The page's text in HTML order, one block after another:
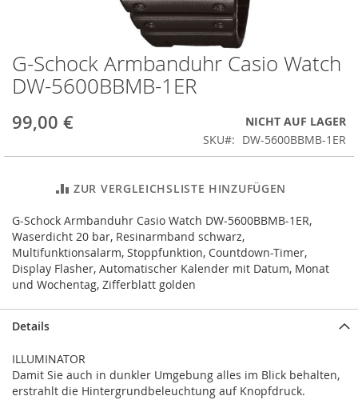
Zum
Anfang
der
springen
G-Schock Armbanduhr Casio Watch
DW-5600BBMB-1ER
99,00 €
NICHT AUF LAGER
SKU
DW-5600BBMB-1ER
ZUR VERGLEICHSLISTE HINZUFÜGEN
G-Schock Armbanduhr Casio Watch DW-5600BBMB-1ER,
Waserdicht 20 bar, Resinarmband schwarz,
Multifunktionsalarm, Stoppfunktion, Countdown-Timer,
Display Flasher, Automatischer Kalender mit Datum, Monat
und Wochentag, Zifferblatt golden
Details
ILLUMINATOR
Damit Sie auch in dunkler Umgebung alles im Blick behalten,
erstrahlt die Hintergrundbeleuchtung auf Knopfdruck.